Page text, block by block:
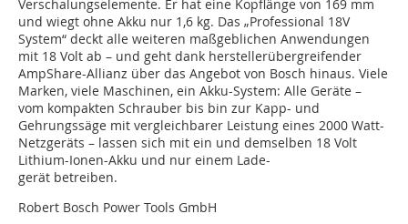
Verschalungselemente. Er hat eine Kopflänge von 169 mm
und wiegt ohne Akku nur 1,6 kg. Das „Professional 18V
System“ deckt alle weiteren maßgeb­lichen Anwendungen
mit 18 Volt ab – und geht dank herstellerübergreifender
AmpShare-Allianz über das Angebot von Bosch hinaus. Viele
Marken, viele Maschinen, ein Akku-System: Alle Geräte –
vom kompakten Schrauber bis bin zur Kapp- und
Gehrungssäge mit vergleichbarer Leistung eines 2000 Watt-
Netzgeräts – lassen sich mit ein und demselben 18 Volt
Lithium-Ionen-Akku und nur einem Lade-
gerät betreiben.
Robert Bosch Power Tools GmbH